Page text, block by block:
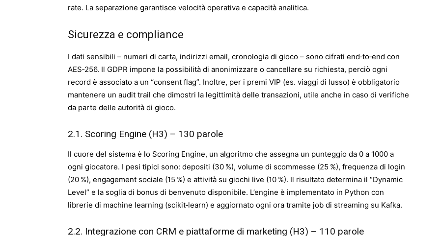
rate. La separazione garantisce velocità operativa e capacità analitica.
Sicurezza e compliance
I dati sensibili – numeri di carta, indirizzi email, cronologia di gioco – sono cifrati end‑to‑end con
AES‑256. Il GDPR impone la possibilità di anonimizzare o cancellare su richiesta, perciò ogni
record è associato a un “consent flag”. Inoltre, per i premi VIP (es. viaggi di lusso) è obbligatorio
mantenere un audit trail che dimostri la legittimità delle transazioni, utile anche in caso di verifiche
da parte delle autorità di gioco.
2.1. Scoring Engine (H3) – 130 parole
Il cuore del sistema è lo Scoring Engine, un algoritmo che assegna un punteggio da 0 a 1000 a
ogni giocatore. I pesi tipici sono: depositi (30 %), volume di scommesse (25 %), frequenza di login
(20 %), engagement sociale (15 %) e attività su giochi live (10 %). Il risultato determina il “Dynamic
Level” e la soglia di bonus di benvenuto disponibile. L’engine è implementato in Python con
librerie di machine learning (scikit‑learn) e aggiornato ogni ora tramite job di streaming su Kafka.
2.2. Integrazione con CRM e piattaforme di marketing (H3) – 110 parole